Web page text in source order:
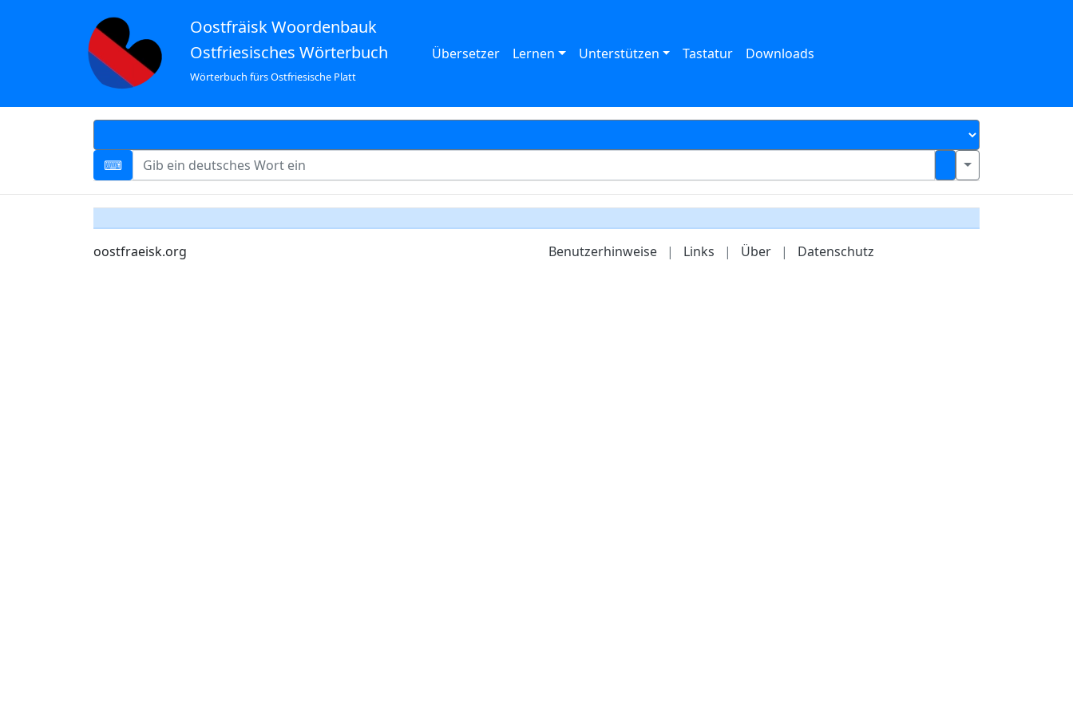
Oostfräisk Woordenbauk
Ostfriesisches Wörterbuch
Wörterbuch fürs Ostfriesische Platt
Übersetzer Lernen Unterstützen Tastatur Downloads
oostfraeisk.org Benutzerhinweise | Links | Über | Datenschutz